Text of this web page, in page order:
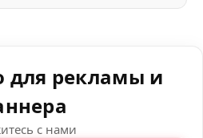
для рекламы и
с нами